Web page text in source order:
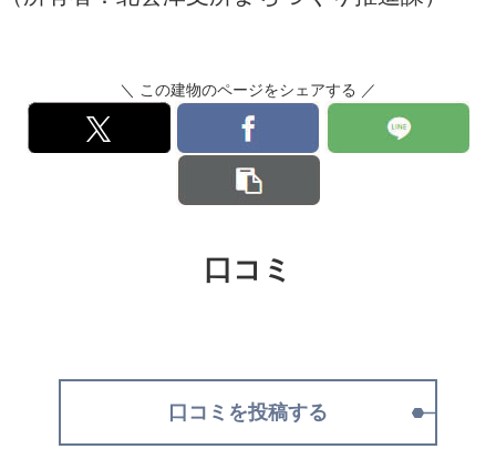
＼ この建物のページをシェアする ／
口コミ
口コミを投稿する